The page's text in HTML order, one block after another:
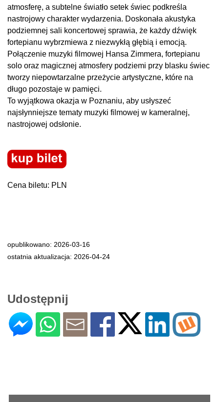
atmosferę, a subtelne światło setek świec podkreśla
nastrojowy charakter wydarzenia. Doskonała akustyka
podziemnej sali koncertowej sprawia, że każdy dźwięk
fortepianu wybrzmiewa z niezwykłą głębią i emocją.
Połączenie muzyki filmowej Hansa Zimmera, fortepianu
solo oraz magicznej atmosfery podziemi przy blasku świec
tworzy niepowtarzalne przeżycie artystyczne, które na
długo pozostaje w pamięci.
To wyjątkowa okazja w Poznaniu, aby usłyszeć
najsłynniejsze tematy muzyki filmowej w kameralnej,
nastrojowej odsłonie.
Cena biletu: PLN
opublikowano: 2026-03-16
ostatnia aktualizacja: 2026-04-24
Udostępnij